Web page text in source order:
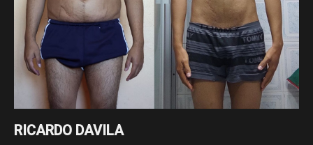
RICARDO DAVILA